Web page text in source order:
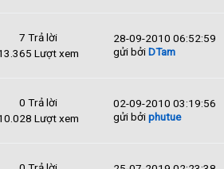
7 Trả lời
Lượt xem
28-09-2010 06:52:59
gửi bởiDTam
0 Trả lời
Lượt xem
02-09-2010 03:19:56
gửi bởiphutue